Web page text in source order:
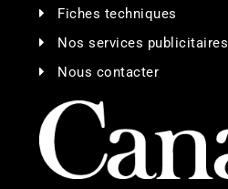
Fiches techniques
Nos services publicitaires
Nous contacter